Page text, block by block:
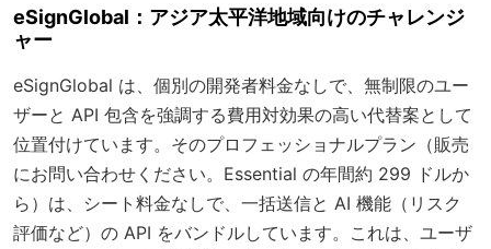
eSignGlobal：アジア太平洋地域向けのチャレンジ
ャー
eSignGlobal は、個別の開発者料金なしで、無制限のユー
ザーと API 包含を強調する費用対効果の高い代替案として
位置付けています。そのプロフェッショナルプラン（販売
にお問い合わせください。Essential の年間約 299 ドルか
ら）は、シート料金なしで、一括送信と AI 機能（リスク
評価など）の API をバンドルしています。これは、ユーザ